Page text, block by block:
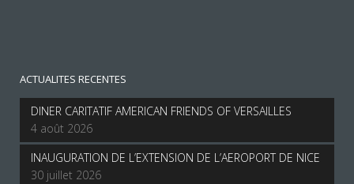
ACTUALITES RECENTES
DINER CARITATIF AMERICAN FRIENDS OF VERSAILLES
4 août 2026
INAUGURATION DE L’EXTENSION DE L’AEROPORT DE NICE
30 juillet 2026